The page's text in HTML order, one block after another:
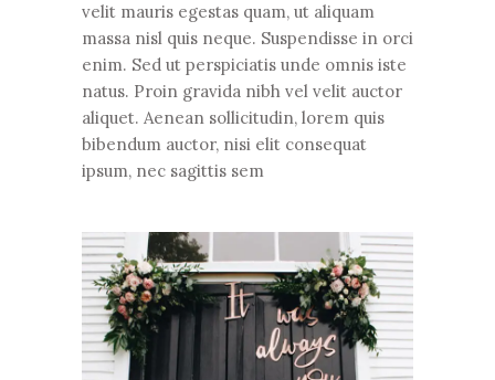
velit mauris egestas quam, ut aliquam
massa nisl quis neque. Suspendisse in orci
enim. Sed ut perspiciatis unde omnis iste
natus. Proin gravida nibh vel velit auctor
aliquet. Aenean sollicitudin, lorem quis
bibendum auctor, nisi elit consequat
ipsum, nec sagittis sem